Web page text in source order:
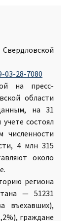
28-7080
на пресс-
области
на 31
состоял
численности
4 млн 315
около
региона
— 51231
въехавших),
граждане